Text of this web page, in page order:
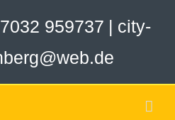
959737 | city-